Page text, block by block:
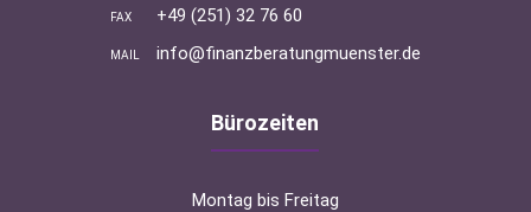
FAX +49 (251) 32 76 60
MAIL info@finanzberatungmuenster.de
Bürozeiten
Montag bis Freitag